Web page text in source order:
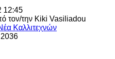
12:45
τον/την Kiki Vasiliadou
Καλλιτεχνών
2036